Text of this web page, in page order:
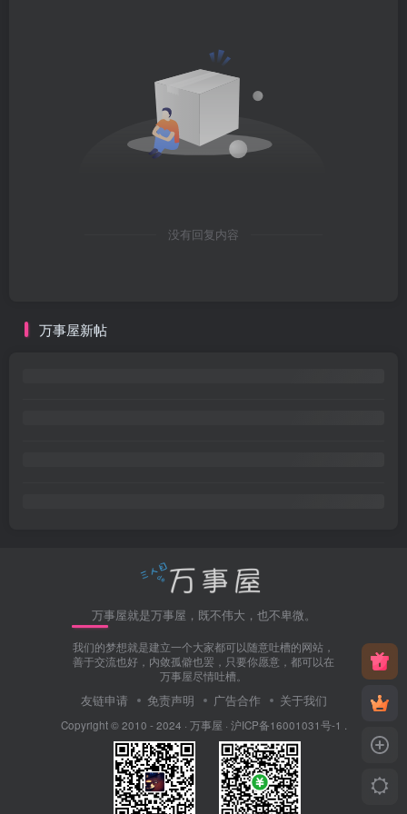
没有回复内容
万事屋新帖
万事屋就是万事屋，既不伟大，也不卑微。
我们的梦想就是建立一个大家都可以随意吐槽的网站，
善于交流也好，内敛孤僻也罢，只要你愿意，都可以在
万事屋尽情吐槽。
友链申请 免责声明 广告合作 关于我们
Copyright © 2010 - 2024 · 万事屋 · 沪ICP备16001031号-1